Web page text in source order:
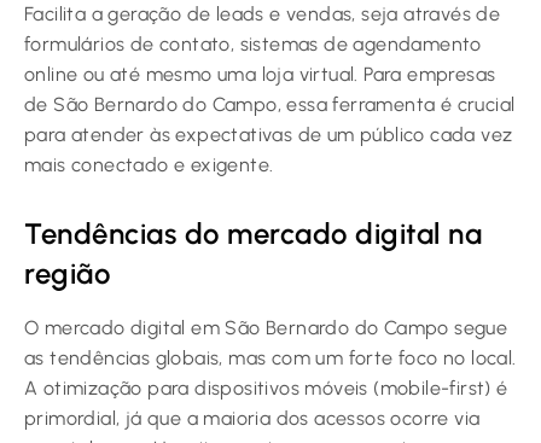
Facilita a geração de leads e vendas, seja através de
formulários de contato, sistemas de agendamento
online ou até mesmo uma loja virtual. Para empresas
de São Bernardo do Campo, essa ferramenta é crucial
para atender às expectativas de um público cada vez
mais conectado e exigente.
Tendências do mercado digital na
região
O mercado digital em São Bernardo do Campo segue
as tendências globais, mas com um forte foco no local.
A otimização para dispositivos móveis (mobile-first) é
primordial, já que a maioria dos acessos ocorre via